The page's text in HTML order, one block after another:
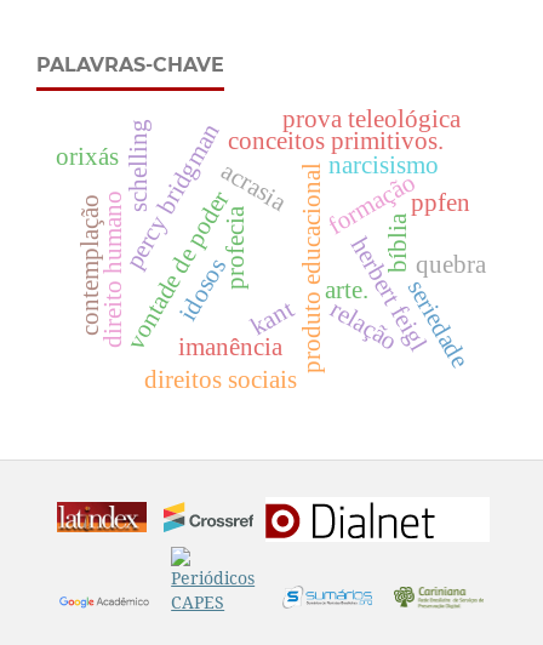
PALAVRAS-CHAVE
kant herbert feigl
bíblia
profecia produto educacionalrelação
vontade de poderacrasia formação
conceitos primitivos.
percy bridgman
idosos
direitos sociais
arte.
schelling prova teleológica
direito humano imanência
narcisismo
seriedade
quebra
ppfen
orixás
contemplação